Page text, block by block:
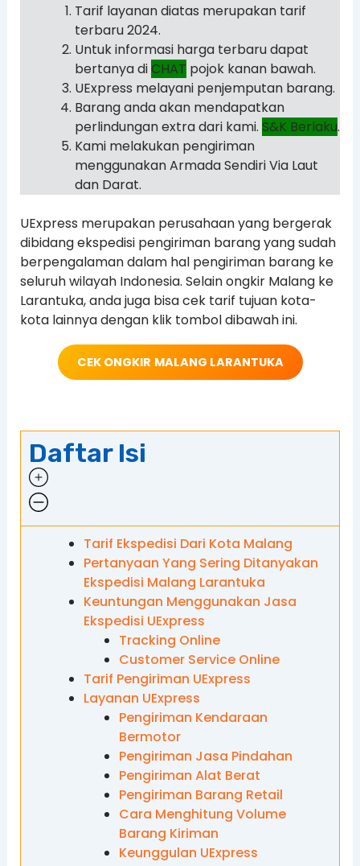
Tarif layanan diatas merupakan tarif
terbaru 2024.
Untuk informasi harga terbaru dapat
bertanya diCHAT pojok kanan bawah.
UExpress melayani penjemputan barang.
Barang anda akan mendapatkan
perlindungan extra dari kami. S&K Berlaku.
Kami melakukan pengiriman
menggunakan Armada Sendiri Via Laut
dan Darat.
UExpress merupakan perusahaan yang bergerak
dibidang ekspedisi pengiriman barang yang sudah
berpengalaman dalam hal pengiriman barang ke
seluruh wilayah Indonesia. Selain ongkir Malang ke
Larantuka, anda juga bisa cek tarif tujuan kota-
kota lainnya dengan klik tombol dibawah ini.
CEK ONGKIR MALANG LARANTUKA
Daftar Isi
Tarif Ekspedisi Dari Kota Malang
Pertanyaan Yang Sering Ditanyakan
Ekspedisi Malang Larantuka
Keuntungan Menggunakan Jasa
Ekspedisi UExpress
Tracking Online
Customer Service Online
Tarif Pengiriman UExpress
Layanan UExpress
Pengiriman Kendaraan
Bermotor
Pengiriman Jasa Pindahan
Pengiriman Alat Berat
Pengiriman Barang Retail
Cara Menghitung Volume
Barang Kiriman
Keunggulan UExpress